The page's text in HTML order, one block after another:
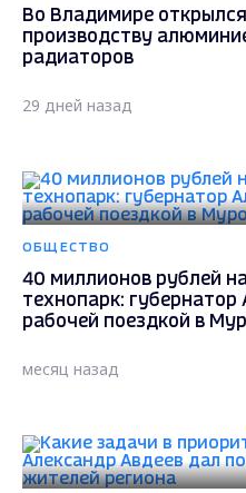
Во Владимире
производству
радиаторов
29 дней назад
ОБЩЕСТВО
40 миллионов рублей
технопарк: губернатор
рабочей поездкой в
месяц назад